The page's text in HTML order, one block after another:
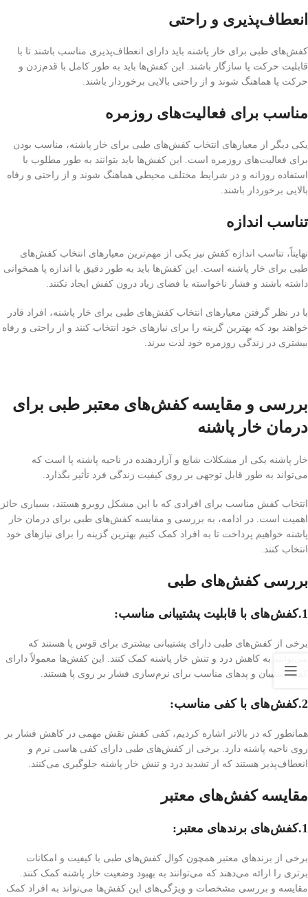
انعطاف‌پذیری و راحتی
کفش‌های طبی برای خار پاشنه باید دارای انعطاف‌پذیری مناسب باشند تا با
قابلیت حرکت پا سازگار باشند. این کفش‌ها باید به طور کامل با قدم‌زدن و
حرکت پا هماهنگ شوند و از راحتی بالایی برخوردار باشند.
مناسب برای فعالیت‌های روزمره
یکی دیگر از معیارهای انتخاب کفش‌های طبی برای خار پاشنه، مناسب بودن
برای فعالیت‌های روزمره است. این کفش‌ها باید بتوانند به طور مطلوب با
استفاده روزانه و در شرایط مختلف محیطی هماهنگ شوند و از راحتی و رفاه
بالایی برخوردار باشند.
تناسب اندازه
نهایتاً، تناسب اندازه کفش نیز یکی از مهم‌ترین معیارهای انتخاب کفش‌های
طبی برای خار پاشنه است. این کفش‌ها باید به طور دقیق با اندازه پا همخوانی
داشته باشند و فشار ناخواسته یا فضای زیاد درون کفش ایجاد نکنند.
با در نظر گرفتن معیارهای انتخاب کفش‌های طبی برای خار پاشنه، افراد قادر
خواهند بود که بهترین گزینه را برای نیازهای خود انتخاب کنند و از راحتی و رفاه
بیشتری در زندگی روزمره خود لذت ببرند.
بررسی و مقایسه کفش‌های معتبر طبی برای
درمان خار پاشنه
خار پاشنه یکی از مشکلات شایع و آزاردهنده در ناحیه پاشنه پا است که
می‌تواند به طور قابل توجهی بر روی کیفیت زندگی فرد تأثیر بگذارد.
انتخاب کفش مناسب برای افرادی که با این مشکل روبرو هستند، بسیاری حائز
اهمیت است. در ادامه، به بررسی و مقایسه کفش‌های طبی برای درمان خار
پاشنه خواهیم پرداخت تا به افراد کمک کنیم بهترین گزینه را برای نیازهای خود
انتخاب کنند.
بررسی کفش‌های طبی
1.کفش‌های با قابلیت پشتیبانی مناسب :
برخی از کفش‌های طبی دارای پشتیبانی بیشتری برای قوس پا هستند که
می‌توانند به کاهش درد و تنش خار پاشنه کمک کنند. این کفش‌ها معمولاً دارای
کفی پشتیبان و پد‌های مناسب برای نرم‌سازی فشار بر روی پا هستند.
2.کفش‌های با کفی مناسب :
همانطور که در بالاتر اشاره کردیم، کفی کفش نقش مهمی در کاهش فشار بر
روی ناحیه پاشنه دارد. برخی از کفش‌های طبی دارای کفی هاسی نرم و
انعطاف‌پذیر هستند که از تشدید درد و تنش خار پاشنه جلوگیری می‌کنند.
مقایسه کفش‌های معتبر
1.کفش‌های برندهای معتبر :
برخی از برندهای معتبر همچون کوال کفش‌های طبی با کیفیت و امکانات
برتری را ارائه می‌دهند که می‌توانند به بهبود وضعیت خار پاشنه کمک کنند.
مقایسه و بررسی مشخصات و ویژگی‌های این کفش‌ها می‌تواند به افراد کمک